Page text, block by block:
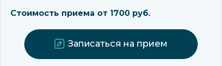
Стоимость приема от 1700 руб.
Записаться на прием